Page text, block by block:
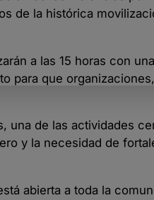
de la histórica
a las 15 horas con
para que
una de las actividades
y la necesidad de
abierta a toda la